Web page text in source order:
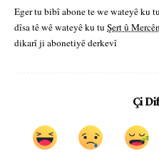
Eger tu bibî abone te we wateyê ku tu
dîsa tê wê wateyê ku tu Şert û
dikarî ji abonetiyê derkevî
Çi